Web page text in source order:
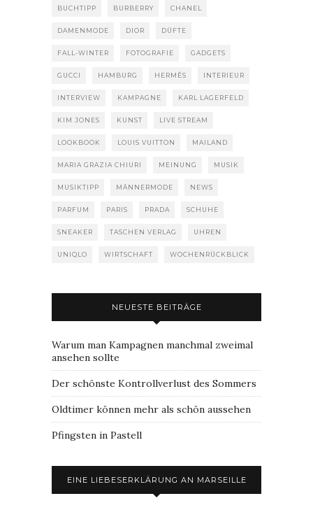
BUCHTIPP BURBERRY CHANEL
DAMENMODE DIOR DÜFTE
FALL-WINTER FOTOGRAFIE GADGETS
GUCCI HAMBURG HERMÈS INTERIEUR
INTERVIEW KAMPAGNE KARL LAGERFELD
KIM JONES KUNST LIVE STREAM
LOOKBOOK LOUIS VUITTON MAILAND
MARIA GRAZIA CHIURI MEINUNG MUSIK
MUSIKTIPP MÄNNERMODE NEWS
PARFUM PARIS PRADA SCHUHE
SNEAKER TASCHEN VERLAG UHREN
UNIQLO WIRTSCHAFT WOCHENRÜCKBLICK
NEUESTE BEITRÄGE
Warum man Kampagnen manchmal zweimal
ansehen sollte
Der schönste Kontrollverlust des Sommers
Oldtimer können mehr als schön aussehen
Pfingsten in Pastell
EINE LIEBESERKLÄRUNG AN MARSEILLE